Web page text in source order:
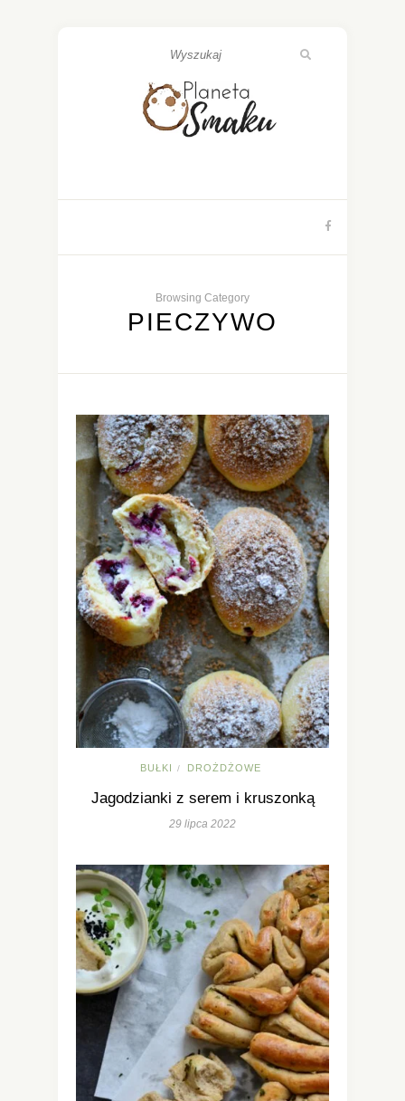
Browsing Category
PIECZYWO
BUŁKI / DROŻDŻOWE
Jagodzianki z serem i kruszonką
29 lipca 2022